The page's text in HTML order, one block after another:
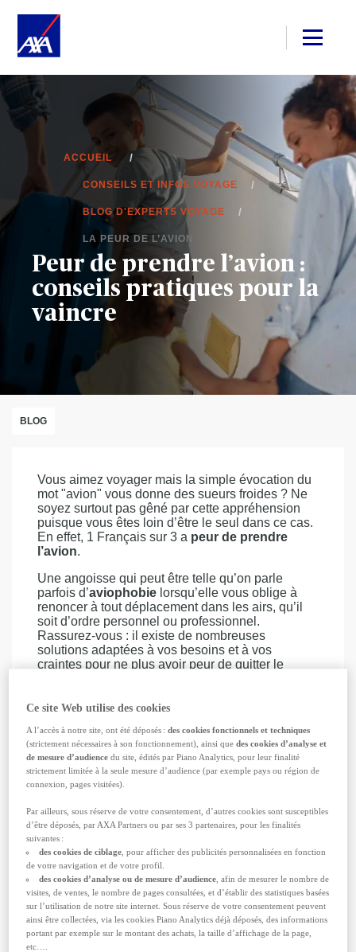
ACCUEIL
CONSEILS ET INFOS VOYAGE
BLOG D'EXPERTS VOYAGE
LA PEUR DE L’AVION
Peur de prendre l’avion :
conseils pratiques pour la
vaincre
BLOG
Vous aimez voyager mais la simple évocation du
mot "avion" vous donne des sueurs froides ? Ne
soyez surtout pas gêné par cette appréhension
puisque vous êtes loin d’être le seul dans ce cas.
En effet, 1 Français sur 3 a peur de prendre
l’avion.
Une angoisse qui peut être telle qu’on parle
parfois d’aviophobie lorsqu’elle vous oblige à
renoncer à tout déplacement dans les airs, qu’il
soit d’ordre personnel ou professionnel.
Rassurez-vous : il existe de nombreuses
solutions adaptées à vos besoins et à vos
craintes pour ne plus avoir peur de quitter le
Embarquement immédiat pour un
Les astuces et conseils d’ex-stressés en
avion
Ils sont aussi passés par là et ont trouvé des
N’hésitez pas à adopter leurs conseils et leurs
petits tuyaux pour rejoindre rapidement le club
des "Même pas peur !"
Choisissez autant que possible des
directs: cela évite de multiplier les phases
dedécollageet d’atterrissagequi font
partie, avec lesturbulences(qu’on appelle
aussi faussement "trous d’air"), des
principaux désagréments d’un vol
Ce site Web utilise des cookies
A l’accès à notre site, ont été déposés :des cookies fonctionnels et techniques
(strictement nécessaires à son fonctionnement), ainsi quedes cookies d’analyse et
de mesure d’audience du site, édités par Piano Analytics, pour leur finalité
strictement limitée à la seule mesure d’audience (par exemple pays ou région de
connexion, pages visitées).
Par ailleurs, sous réserve de votre consentement, d’autres cookies sont susceptibles
d’être déposés, par AXA Partners ou par ses 3 partenaires, pour les finalités
suivantes :
des cookies de ciblage, pour afficher des publicités personnalisées en fonction
de votre navigation et de votre profil.
des cookies d’analyse ou de mesure d’audience, afin de mesurer le nombre de
visites, de ventes, le nombre de pages consultées, et d’établir des statistiques basées
sur l’utilisation de notre site internet. Sous réserve de votre consentement peuvent
ainsi être collectées, via les cookies Piano Analytics déjà déposés, des informations
portant par exemple sur le montant des achats, la taille d’affichage de la page,
etc….